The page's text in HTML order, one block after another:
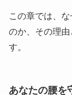
この章では、
のか、その理
す。
あなたの腰を